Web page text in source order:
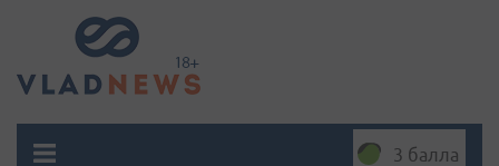
3 балла